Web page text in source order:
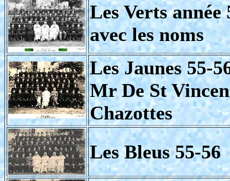
Les Verts année
avec les noms
Les Jaunes 55-
Mr De St
Chazottes
Les Bleus 55-56